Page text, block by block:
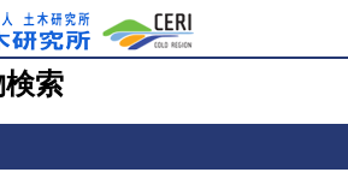
索